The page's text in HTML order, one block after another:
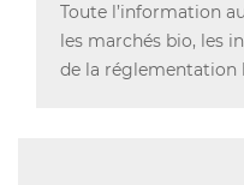
Toute l’information
les marchés bio, les
de la réglementation